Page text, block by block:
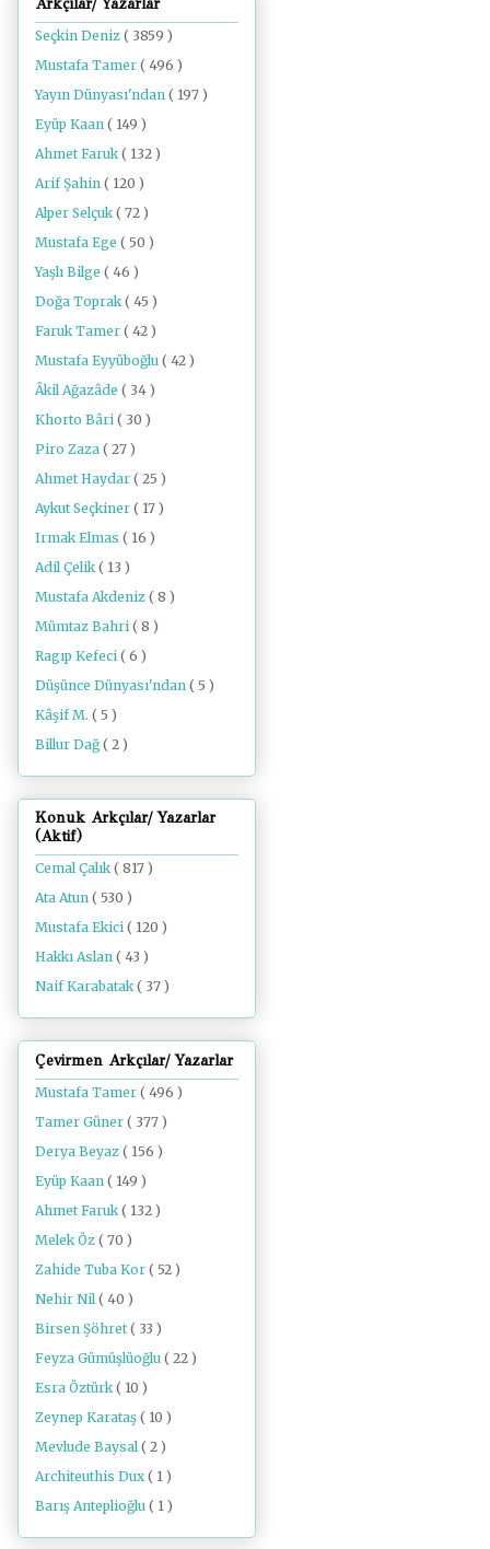
Seçkin Deniz ( 3859 )
Mustafa Tamer ( 496 )
Yayın Dünyası'ndan ( 197 )
Eyüp Kaan ( 149 )
Ahmet Faruk ( 132 )
Arif Şahin ( 120 )
Alper Selçuk ( 72 )
Mustafa Ege ( 50 )
Yaşlı Bilge ( 46 )
Doğa Toprak ( 45 )
Faruk Tamer ( 42 )
Mustafa Eyyüboğlu ( 42 )
Âkil Ağazâde ( 34 )
Khorto Bâri ( 30 )
Piro Zaza ( 27 )
Ahmet Haydar ( 25 )
Aykut Seçkiner ( 17 )
Irmak Elmas ( 16 )
Adil Çelik ( 13 )
Mustafa Akdeniz ( 8 )
Mümtaz Bahri ( 8 )
Ragıp Kefeci ( 6 )
Düşünce Dünyası'ndan ( 5 )
Kâşif M. ( 5 )
Billur Dağ ( 2 )
Konuk Arkçılar/ Yazarlar
(Aktif)
Cemal Çalık( 817 )
Ata Atun ( 530 )
Mustafa Ekici ( 120 )
Hakkı Aslan ( 43 )
Naif Karabatak( 37 )
Çevirmen Arkçılar/ Yazarlar
Mustafa Tamer ( 496 )
Tamer Güner ( 377 )
Derya Beyaz ( 156 )
Eyüp Kaan ( 149 )
Ahmet Faruk ( 132 )
Melek Öz ( 70 )
Zahide Tuba Kor ( 52 )
Nehir Nil ( 40 )
Birsen Şöhret ( 33 )
Feyza Gümüşlüoğlu ( 22 )
Esra Öztürk ( 10 )
Zeynep Karataş ( 10 )
Mevlude Baysal ( 2 )
Architeuthis Dux ( 1 )
Barış Anteplioğlu ( 1 )